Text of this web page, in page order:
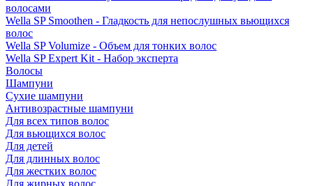
волосами
Wella SP Smoothen - Гладкость для непослушных вьющихся
волос
Wella SP Volumize - Объем для тонких волос
Wella SP Expert Kit - Набор эксперта
Волосы
Шампуни
Сухие шампуни
Антивозрастные шампуни
Для всех типов волос
Для вьющихся волос
Для детей
Для длинных волос
Для жестких волос
Для жирных волос